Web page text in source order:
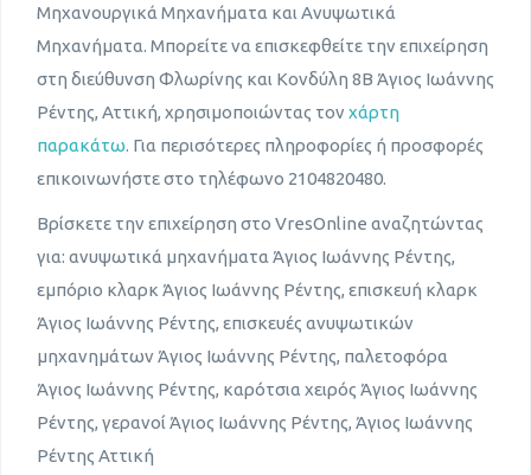
Μηχανουργικά Μηχανήματα και Ανυψωτικά
Μηχανήματα. Μπορείτε να επισκεφθείτε την επιχείρηση
στη διεύθυνση Φλωρίνης και Κονδύλη 8Β Άγιος Ιωάννης
Ρέντης, Αττική, χρησιμοποιώντας τον χάρτη
παρακάτω. Για περισότερες πληροφορίες ή προσφορές
επικοινωνήστε στο τηλέφωνο 2104820480.
Βρίσκετε την επιχείρηση στο VresOnline αναζητώντας
για: ανυψωτικά μηχανήματα Άγιος Ιωάννης Ρέντης,
εμπόριο κλαρκ Άγιος Ιωάννης Ρέντης, επισκευή κλαρκ
Άγιος Ιωάννης Ρέντης, επισκευές ανυψωτικών
μηχανημάτων Άγιος Ιωάννης Ρέντης, παλετοφόρα
Άγιος Ιωάννης Ρέντης, καρότσια χειρός Άγιος Ιωάννης
Ρέντης, γερανοί Άγιος Ιωάννης Ρέντης, Άγιος Ιωάννης
Ρέντης Αττική